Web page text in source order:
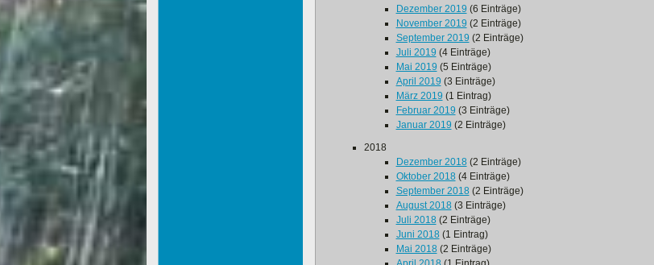
Dezember 2019 (6 Einträge)
November 2019 (2 Einträge)
September 2019 (2 Einträge)
Juli 2019 (4 Einträge)
Mai 2019 (5 Einträge)
April 2019 (3 Einträge)
März 2019 (1 Eintrag)
Februar 2019 (3 Einträge)
Januar 2019 (2 Einträge)
2018
Dezember 2018(2 Einträge)
Oktober 2018(4 Einträge)
September 2018(2 Einträge)
August 2018(3 Einträge)
Juli 2018(2 Einträge)
Juni 2018(1 Eintrag)
Mai 2018(2 Einträge)